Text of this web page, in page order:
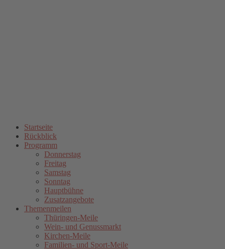
Startseite
Rückblick
Programm
Donnerstag
Freitag
Samstag
Sonntag
Hauptbühne
Zusatzangebote
Themenmeilen
Thüringen-Meile
Wein- und Genussmarkt
Kirchen-Meile
Familien- und Sport-Meile